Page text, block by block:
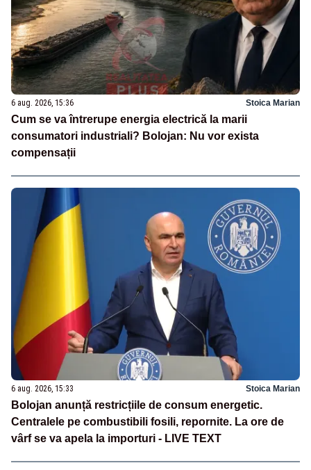
6 aug. 2026, 15:36 Stoica Marian
Cum se va întrerupe energia electrică la marii
consumatori industriali? Bolojan: Nu vor exista
compensații
6 aug. 2026, 15:33 Stoica Marian
Bolojan anunță restricțiile de consum energetic.
Centralele pe combustibili fosili, repornite. La ore de
vârf se va apela la importuri - LIVE TEXT